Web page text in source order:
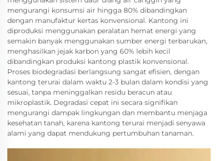
mengurangi konsumsi air hingga 80% dibandingkan
dengan manufaktur kertas konvensional. Kantong ini
diproduksi menggunakan peralatan hemat energi yang
semakin banyak menggunakan sumber energi terbarukan,
menghasilkan jejak karbon yang 60% lebih kecil
dibandingkan produksi kantong plastik konvensional.
Proses biodegradasi berlangsung sangat efisien, dengan
kantong terurai dalam waktu 2-3 bulan dalam kondisi yang
sesuai, tanpa meninggalkan residu beracun atau
mikroplastik. Degradasi cepat ini secara signifikan
mengurangi dampak lingkungan dan membantu menjaga
kesehatan tanah, karena kantong terurai menjadi senyawa
alami yang dapat mendukung pertumbuhan tanaman.